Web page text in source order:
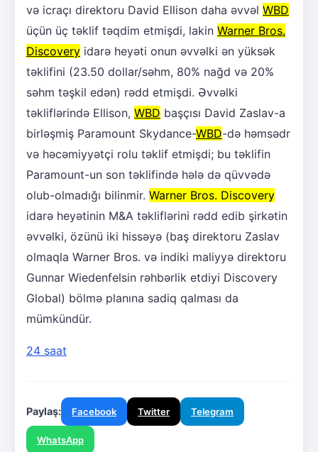
və icraçı direktoru David Ellison daha əvvəl WBD
üçün üç təklif təqdim etmişdi, lakin Warner Bros.
Discovery idarə heyəti onun əvvəlki ən yüksək
təklifini (23.50 dollar/səhm, 80% nağd və 20%
səhm təşkil edən) rədd etmişdi. Əvvəlki
təkliflərində Ellison, WBD başçısı David Zaslav-a
birləşmiş Paramount Skydance-WBD-də həmsədr
və həcəmiyyətçi rolu təklif etmişdi; bu təklifin
Paramount-un son təklifində hələ də qüvvədə
olub-olmadığı bilinmir. Warner Bros. Discovery
idarə heyətinin M&A təkliflərini rədd edib şirkətin
əvvəlki, özünü iki hissəyə (baş direktoru Zaslav
olmaqla Warner Bros. və indiki maliyyə direktoru
Gunnar Wiedenfelsin rəhbərlik etdiyi Discovery
Global) bölmə planına sadiq qalması da
mümkündür.
24 saat
Paylaş: Facebook Twitter Telegram
WhatsApp